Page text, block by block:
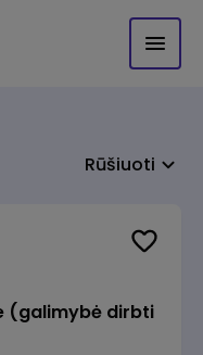
Rūšiuoti
(galimybė dirbti